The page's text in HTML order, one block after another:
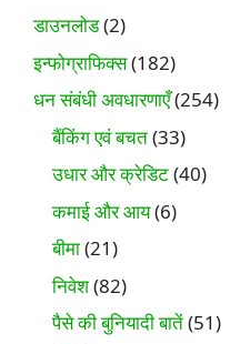
डाउनलोड(2)
इन्फोग्राफिक्स(182)
धन संबंधी अवधारणाएँ(254)
बैंकिंग एवं बचत(33)
उधार और क्रेडिट(40)
कमाई और आय(6)
बीमा(21)
निवेश(82)
पैसे की बुनियादी बातें(51)